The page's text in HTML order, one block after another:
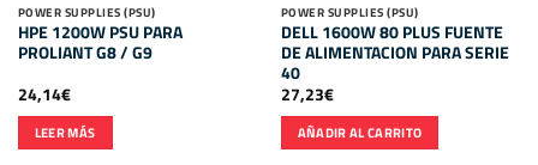
POWER SUPPLIES (PSU)
HPE 1200W PSU PARA
PROLIANT G8 / G9
24,14€
LEER MÁS
POWER SUPPLIES (PSU)
DELL 1600W 80 PLUS FUENTE
DE ALIMENTACION PARA SERIE
40
27,23€
AÑADIR AL CARRITO